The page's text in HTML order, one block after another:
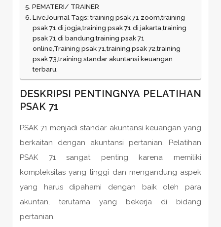
PEMATERI/ TRAINER
LiveJournal Tags: training psak 71 zoom,training
psak 71 di jogja,training psak 71 di jakarta,training
psak 71 di bandung,training psak 71
online,Training psak 71,training psak 72,training
psak 73,training standar akuntansi keuangan
terbaru.
DESKRIPSI PENTINGNYA PELATIHAN
PSAK 71
PSAK 71 menjadi standar akuntansi keuangan yang
berkaitan dengan akuntansi pertanian. Pelatihan
PSAK 71 sangat penting karena memiliki
kompleksitas yang tinggi dan mengandung aspek
yang harus dipahami dengan baik oleh para
akuntan, terutama yang bekerja di bidang
pertanian.